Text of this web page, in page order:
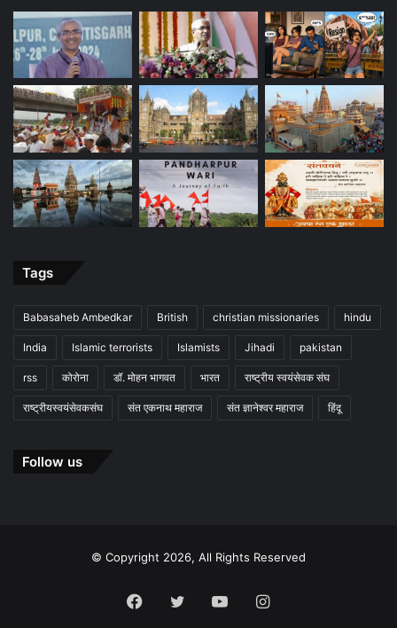
Tags
Babasaheb Ambedkar British christian missionaries hindu
India Islamic terrorists Islamists Jihadi pakistan
rss कोरोना डॉ. मोहन भागवत भारत राष्ट्रीय स्वयंसेवक संघ
राष्ट्रीयस्वयंसेवकसंघ संत एकनाथ महाराज संत ज्ञानेश्वर महाराज हिंदू
Follow us
© Copyright 2026, All Rights Reserved
Facebook
TwitterYouTubeInstagram